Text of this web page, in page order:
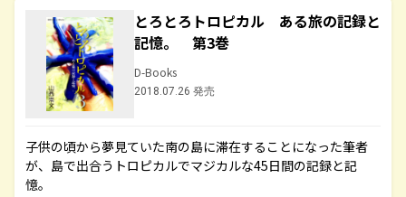
とろとろトロピカル ある旅の記録と
記憶。 第3巻
D-Books
2018.07.26 発売
子供の頃から夢見ていた南の島に滞在することになった筆者
が、島で出合うトロピカルでマジカルな45日間の記録と記
憶。